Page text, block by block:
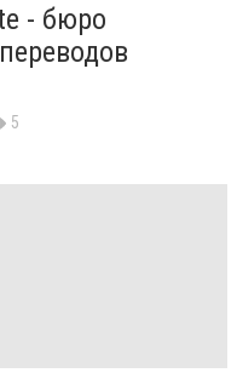
- бюро
5